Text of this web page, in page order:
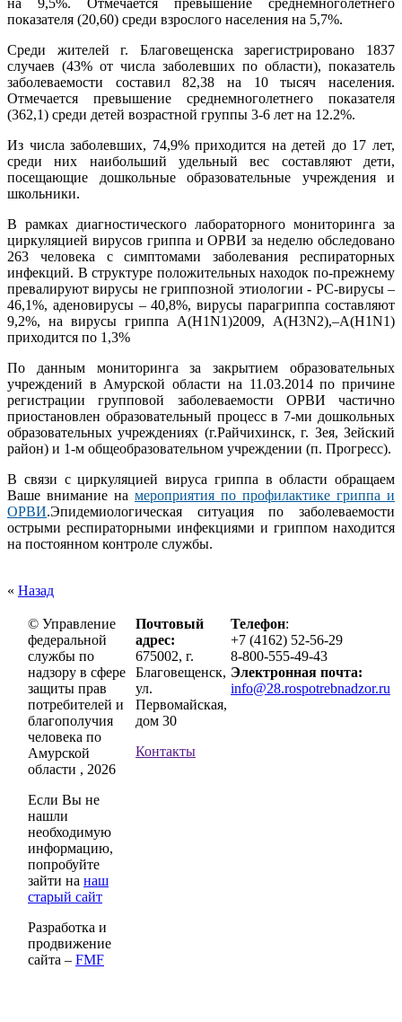
показателя (20,60) среди взрослого населения на 5,7%.
Среди жителей г. Благовещенска зарегистрировано 1837
случаев (43% от числа заболевших по области), показатель
заболеваемости составил 82,38 на 10 тысяч населения.
Отмечается превышение среднемноголетнего показателя
(362,1) среди детей возрастной группы 3-6 лет на 12.2%.
Из числа заболевших, 74,9% приходится на детей до 17 лет,
среди них наибольший удельный вес составляют дети,
посещающие дошкольные образовательные учреждения и
школьники.
В рамках диагностического лабораторного мониторинга за
циркуляцией вирусов гриппа и ОРВИ за неделю обследовано
263 человека с симптомами заболевания респираторных
инфекций. В структуре положительных находок по-прежнему
превалируют вирусы не гриппозной этиологии - РС-вирусы –
46,1%, аденовирусы – 40,8%, вирусы парагриппа составляют
9,2%, на вирусы гриппа А(H1N1)2009, А(H3N2),–А(H1N1)
приходится по 1,3%
По данным мониторинга за закрытием образовательных
учреждений в Амурской области на 11.03.2014 по причине
регистрации групповой заболеваемости ОРВИ частично
приостановлен образовательный процесс в 7-ми дошкольных
образовательных учреждениях (г.Райчихинск, г. Зея, Зейский
район) и 1-м общеобразовательном учреждении (п. Прогресс).
В связи с циркуляцией вируса гриппа в области обращаем
Ваше внимание на мероприятия по профилактике гриппа и
ОРВИ.Эпидемиологическая ситуация по заболеваемости
острыми респираторными инфекциями и гриппом находится
на постоянном контроле службы.
« Назад
© Управление
федеральной
службы по
надзору в сфере
защиты прав
потребителей и
благополучия
человека по
Амурской
области , 2026
Если Вы не
нашли
необходимую
информацию,
попробуйте
зайти на наш
старый сайт
Разработка и
продвижение
сайта – FMF
Почтовый
адрес:
675002, г.
Благовещенск,
ул.
Первомайская,
дом 30
Контакты
Телефон:
+7 (4162) 52-56-29
8-800-555-49-43
Электронная почта:
info@28.rospotrebnadzor.ru